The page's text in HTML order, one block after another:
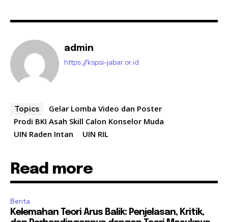
admin
https://kspsi-jabar.or.id
Topics
Gelar Lomba Video dan Poster
Prodi BKI Asah Skill Calon Konselor Muda
UIN Raden Intan
UIN RIL
Read more
Berita
Kelemahan Teori Arus Balik: Penjelasan, Kritik,